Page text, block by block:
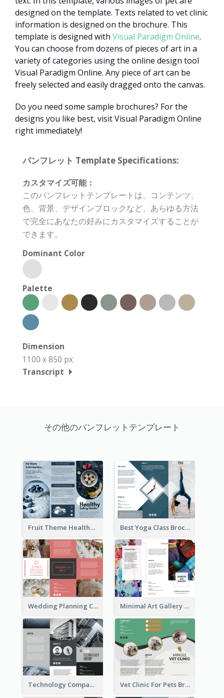
designed on the template. Texts related to vet clinic
information is designed on the brochure. This
template is designed with Visual Paradigm Online.
You can choose from dozens of pieces of art in a
variety of categories using the online design tool
Visual Paradigm Online. Any piece of art can be
freely selected and easily dragged onto the canvas.
Do you need some sample brochures? For the
designs you like best, visit Visual Paradigm Online
right immediately!
パンフレット Template Specifications:
カスタマイズ可能：
このパンフレットテンプレートは、コンテンツ、
色、背景、デザインブロックなど、あらゆる方法
で完全にあなたの好みにカスタマイズすることが
できます。
Dominant Color
Palette
Dimension
1100 x 850 px
Transcript
その他のパンフレットテンプレート
Fruit Theme Healthy Eating Habit Brochure Best Yoga Class Brochure
Wedding Planning Company Brochure Minimal Art Gallery Brochure
Technology Company Brochure Vet Clinic For Pets Brochure